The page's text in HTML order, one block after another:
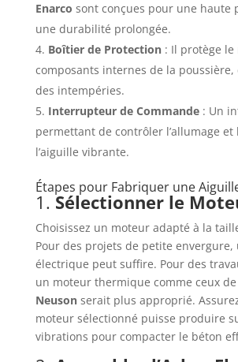
Enarco sont conçues pour une haute
une durabilité prolongée.
Boîtier de Protection: Il protège le
composants internes de la
des intempéries.
Interrupteur de Commande: Un
permettant de contrôler l’allumage et
l’aiguille vibrante.
Étapes pour Fabriquer une
1. Sélectionner le
Choisissez un moteur adapté à la
Pour des projets de petite
électrique peut suffire. Pour des
un moteur thermique comme ceux de
Neusonserait plus approprié.
moteur sélectionné puisse produire
vibrations pour compacter le béton